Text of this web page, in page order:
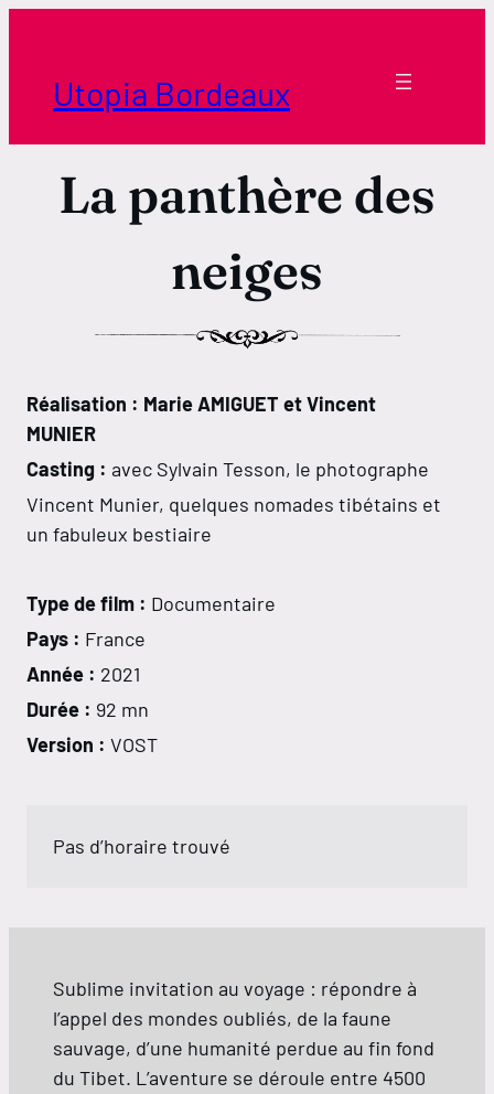
contenuUtopia Bordeaux
La panthère des
neiges
Réalisation : Marie AMIGUET et Vincent
MUNIER
Casting : avec Sylvain Tesson, le photographe
Vincent Munier, quelques nomades tibétains et
un fabuleux bestiaire
Type de film : Documentaire
Pays : France
Année : 2021
Durée : 92 mn
Version : VOST
Pas d’horaire trouvé
Sublime invitation au voyage : répondre à
l’appel des mondes oubliés, de la faune
sauvage, d’une humanité perdue au fin fond
du Tibet. L’aventure se déroule entre 4500